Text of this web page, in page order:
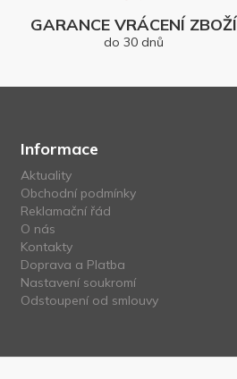
GARANCE VRÁCENÍ ZBOŽÍ
do 30 dnů
Informace
Aktuality
Obchodní podmínky
Reklamační řád
O nás
Kontakty
Doprava a Platba
Nastavení soukromí
Odstoupení od smlouvy